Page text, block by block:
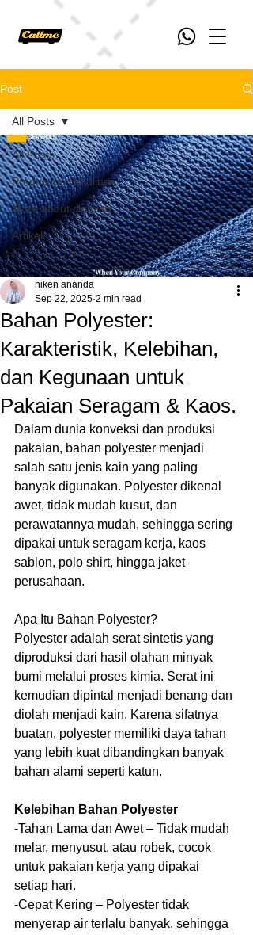
Post
All Posts
Production Guidlines
More about clothing
Artikel
All Posts
Bahan Polyester:
Karakteristik, Kelebihan,
dan Kegunaan untuk
Pakaian Seragam & Kaos.
niken ananda
Sep 22, 2025 2 min read
Dalam dunia konveksi dan produksi
pakaian, bahan polyester menjadi
salah satu jenis kain yang paling
banyak digunakan. Polyester dikenal
awet, tidak mudah kusut, dan
perawatannya mudah, sehingga sering
dipakai untuk seragam kerja, kaos
sablon, polo shirt, hingga jaket
perusahaan.
Apa Itu Bahan Polyester?
Polyester adalah serat sintetis yang
diproduksi dari hasil olahan minyak
bumi melalui proses kimia. Serat ini
kemudian dipintal menjadi benang dan
diolah menjadi kain. Karena sifatnya
buatan, polyester memiliki daya tahan
yang lebih kuat dibandingkan banyak
bahan alami seperti katun.
Kelebihan Bahan Polyester
-Tahan Lama dan Awet – Tidak mudah
melar, menyusut, atau robek, cocok
untuk pakaian kerja yang dipakai
setiap hari.
-Cepat Kering – Polyester tidak
menyerap air terlalu banyak, sehingga